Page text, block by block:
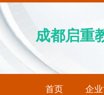
成都启重
首页 企